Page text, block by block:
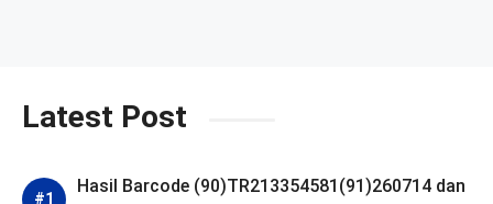
Latest Post
Hasil Barcode (90)TR213354581(91)260714 dan